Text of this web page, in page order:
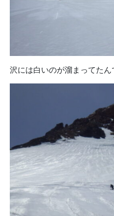
沢には白いのが溜まってたん